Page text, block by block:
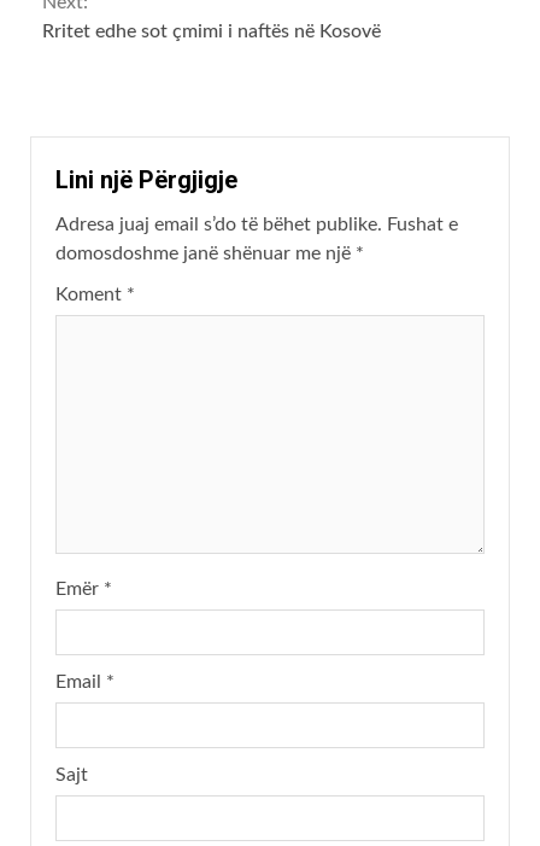
Rritet edhe sot çmimi i naftës në Kosovë
Lini një Përgjigje
Adresa juaj email s’do të bëhet publike. Fushat e
domosdoshme janë shënuar me një *
Koment *
Emër *
Email *
Sajt